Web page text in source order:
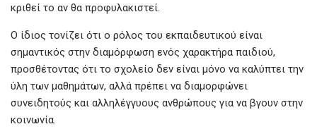
κριθεί το αν θα προφυλακιστεί.
Ο ίδιος τονίζει ότι ο ρόλος του εκπαιδευτικού είναι
σημαντικός στην διαμόρφωση ενός χαρακτήρα παιδιού,
προσθέτοντας ότι το σχολείο δεν είναι μόνο να καλύπτει την
ύλη των μαθημάτων, αλλά πρέπει να διαμορφώνει
συνειδητούς και αλληλέγγυους ανθρώπους για να βγουν στην
κοινωνία.